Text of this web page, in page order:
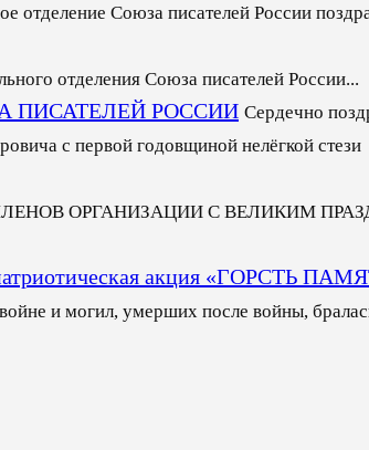
отделение Союза писателей России
отделения Союза писателей России...
ПИСАТЕЛЕЙ РОССИИ Сердечно
с первой годовщиной нелёгкой стези
ОРГАНИЗАЦИИ С ВЕЛИКИМ
акция «ГОРСТЬ
и могил, умерших после войны,